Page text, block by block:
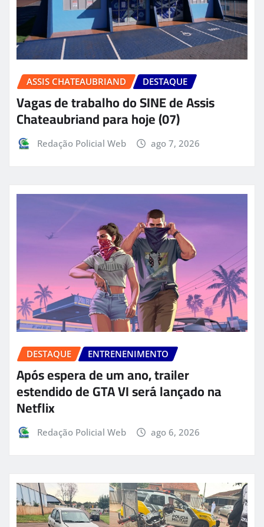
ASSIS CHATEAUBRIAND DESTAQUE
Vagas de trabalho do SINE de Assis
Chateaubriand para hoje (07)
Redação Policial Web ago 7, 2026
DESTAQUE ENTRENENIMENTO
Após espera de um ano, trailer
estendido de GTA VI será lançado na
Netflix
Redação Policial Web ago 6, 2026